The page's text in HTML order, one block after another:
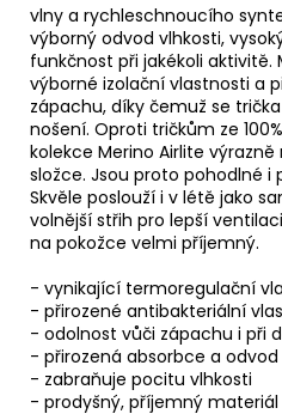
vlny a rychleschnoucího
výborný odvod vlhkosti,
funkčnost při jakékoli aktivitě.
výborné izolační vlastnosti a
zápachu, díky čemuž se
nošení. Oproti tričkům ze
kolekce Merino Airlite
složce. Jsou proto pohodlné i
Skvěle poslouží i v létě jako
volnější střih pro lepší
na pokožce velmi příjemný.
- vynikající termoregulační
- přirozené antibakteriální
- odolnost vůči zápachu i při
- přirozená absorbce a
- zabraňuje pocitu vlhkosti
- prodyšný, příjemný materiál